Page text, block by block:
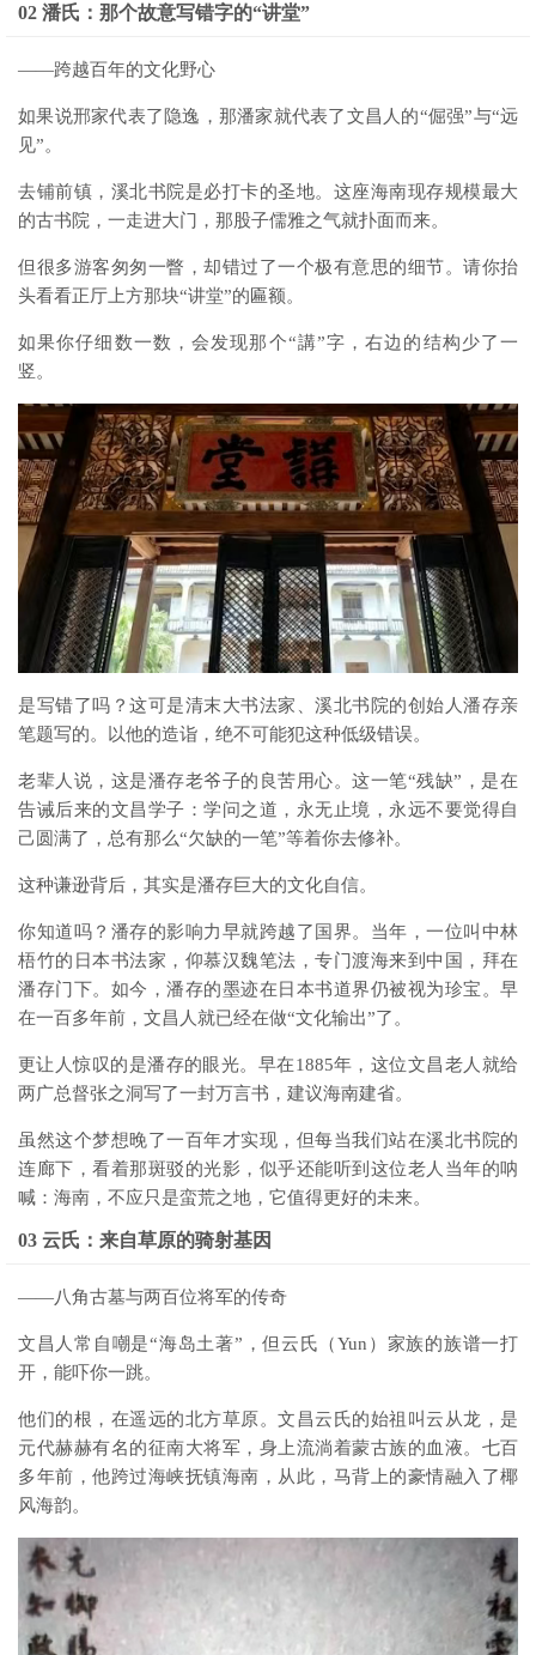
02 潘氏：那个故意写错字的“讲堂”
——跨越百年的文化野心
如果说邢家代表了隐逸，那潘家就代表了文昌人的“倔强”与“远
见”。
去铺前镇，溪北书院是必打卡的圣地。这座海南现存规模最大
的古书院，一走进大门，那股子儒雅之气就扑面而来。
但很多游客匆匆一瞥，却错过了一个极有意思的细节。请你抬
头看看正厅上方那块“讲堂”的匾额。
如果你仔细数一数，会发现那个“講”字，右边的结构少了一
竖。
是写错了吗？这可是清末大书法家、溪北书院的创始人潘存亲
笔题写的。以他的造诣，绝不可能犯这种低级错误。
老辈人说，这是潘存老爷子的良苦用心。这一笔“残缺”，是在
告诫后来的文昌学子：学问之道，永无止境，永远不要觉得自
己圆满了，总有那么“欠缺的一笔”等着你去修补。
这种谦逊背后，其实是潘存巨大的文化自信。
你知道吗？潘存的影响力早就跨越了国界。当年，一位叫中林
梧竹的日本书法家，仰慕汉魏笔法，专门渡海来到中国，拜在
潘存门下。如今，潘存的墨迹在日本书道界仍被视为珍宝。早
在一百多年前，文昌人就已经在做“文化输出”了。
更让人惊叹的是潘存的眼光。早在1885年，这位文昌老人就给
两广总督张之洞写了一封万言书，建议海南建省。
虽然这个梦想晚了一百年才实现，但每当我们站在溪北书院的
连廊下，看着那斑驳的光影，似乎还能听到这位老人当年的呐
喊：海南，不应只是蛮荒之地，它值得更好的未来。
03 云氏：来自草原的骑射基因
——八角古墓与两百位将军的传奇
文昌人常自嘲是“海岛土著”，但云氏（Yun）家族的族谱一打
开，能吓你一跳。
他们的根，在遥远的北方草原。文昌云氏的始祖叫云从龙，是
元代赫赫有名的征南大将军，身上流淌着蒙古族的血液。七百
多年前，他跨过海峡抚镇海南，从此，马背上的豪情融入了椰
风海韵。